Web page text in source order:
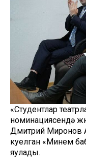
«Студентлар
номинациясендә
Дмитрий Миронов
куелган «Минем
яулады.